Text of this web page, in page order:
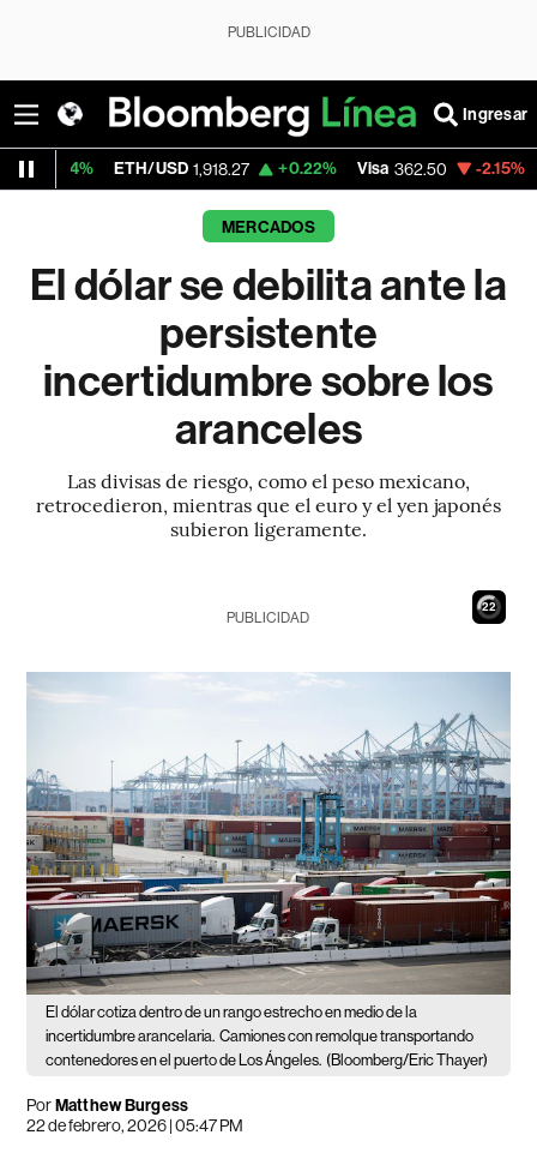
PUBLICIDAD
Ingresar
ETH/USD 1,918.27 +0.22% Visa 362.50 -2.15%
MERCADOS
El dólar se debilita ante la
persistente
incertidumbre sobre los
aranceles
Las divisas de riesgo, como el peso mexicano,
retrocedieron, mientras que el euro y el yen japonés
subieron ligeramente.
21
PUBLICIDAD
El dólar cotiza dentro de un rango estrecho en medio de la
incertidumbre arancelaria. Camiones con remolque transportando
contenedores en el puerto de Los Ángeles. (Bloomberg/Eric Thayer)
PorMatthew Burgess
22 de febrero, 2026 | 05:47 PM